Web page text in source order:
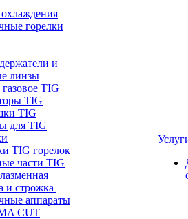
горелки
и
линзы
TIG
TIG
TIG
для TIG
TIG горелок
части TIG
и строжка
аппараты
CUT